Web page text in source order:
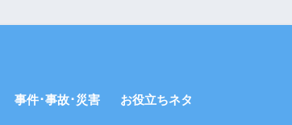
事件･事故･災害 お役立ちネタ